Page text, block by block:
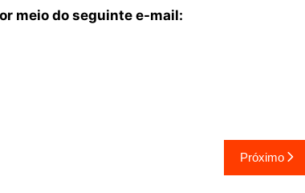
meio do seguinte e-mail:
Próximo